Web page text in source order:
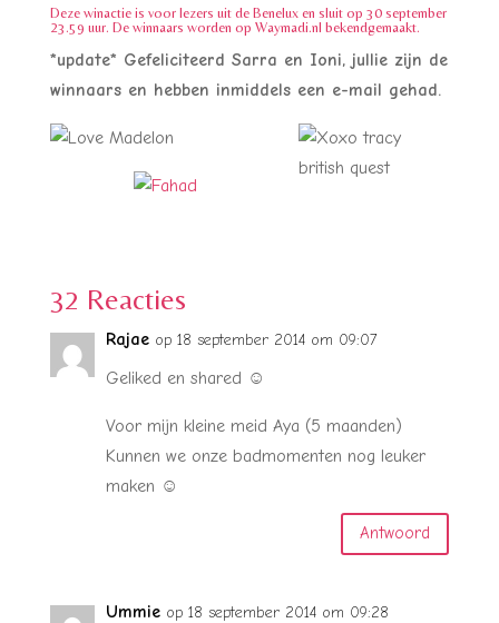
Deze winactie is voor lezers uit de Benelux en sluit op 30 september
23.59 uur. De winnaars worden op Waymadi.nl bekendgemaakt.
*update* Gefeliciteerd Sarra en Ioni, jullie zijn de
winnaars en hebben inmiddels een e-mail gehad.
32 Reacties
Rajae op 18 september 2014 om 09:07
Geliked en shared ☺️
Voor mijn kleine meid Aya (5 maanden)
Kunnen we onze badmomenten nog leuker
maken ☺️
Antwoord
Ummie op 18 september 2014 om 09:28